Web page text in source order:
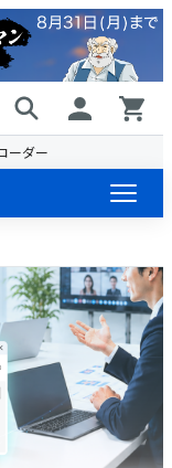
ーダー